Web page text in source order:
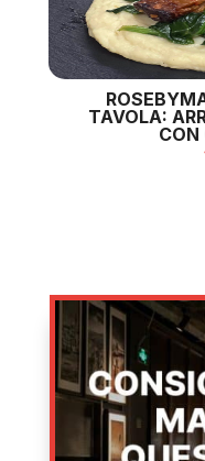
TAVOLA:
CON